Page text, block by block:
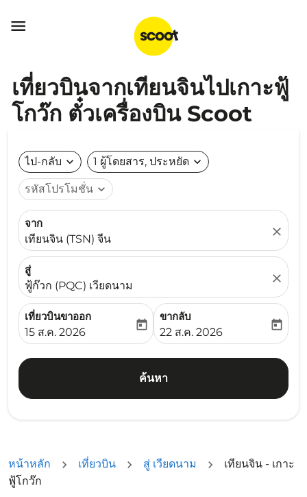

เที่ยวบินจากเทียนจินไปเกาะฟู้
โกว๊ก ตั๋วเครื่องบิน Scoot
ไป-กลับ expand_more 1 ผู้โดยสาร, ประหยัด expand_more
รหัสโปรโมชั่น expand_more
จาก
เทียนจิน (TSN) จีน
close
สู่
ฟู้ก๊วก (PQC) เวียดนาม
close
เที่ยวบินขาออก
fc-booking-departure-date-aria-label
15 ส.ค. 2026
today
ขากลับ
fc-booking-return-date-
22 ส.ค. 2026
today
ค้นหา
หน้าหลัก เที่ยวบิน สู่ เวียดนาม
เทียนจิน - เกาะ
ฟู้โกว๊ก